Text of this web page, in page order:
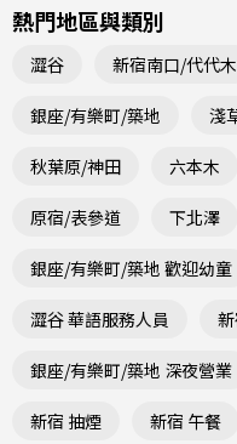
熱門地區與類別
澀谷 新宿南口/代代木
銀座/有樂町/築地 淺
秋葉原/神田 六本木
原宿/表參道 下北澤
銀座/有樂町/築地 歡迎幼童
澀谷 華語服務人員
銀座/有樂町/築地 深夜營業
新宿 抽煙 新宿 午餐